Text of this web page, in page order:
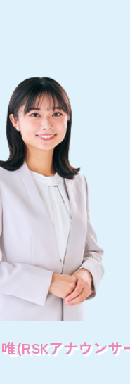
(RSKアナウンサ